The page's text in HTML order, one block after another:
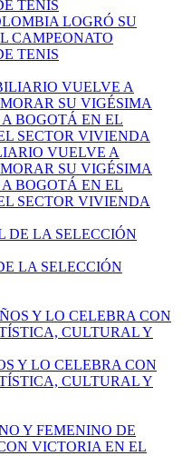
LOGRÓ SU
CAMPEONATO
TENIS
VUELVE A
SU VIGÉSIMA
BOGOTÁ EN EL
SECTOR VIVIENDA
LA SELECCIÓN
Y LO CELEBRA CON
CULTURAL Y